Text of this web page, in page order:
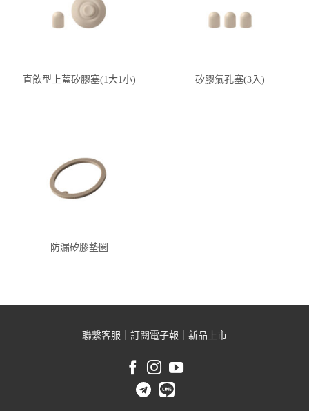
直飲型上蓋矽膠塞(1大1小) 矽膠氣孔塞(3入)
防漏矽膠墊圈
聯繫客服 訂閱電子報 新品上市